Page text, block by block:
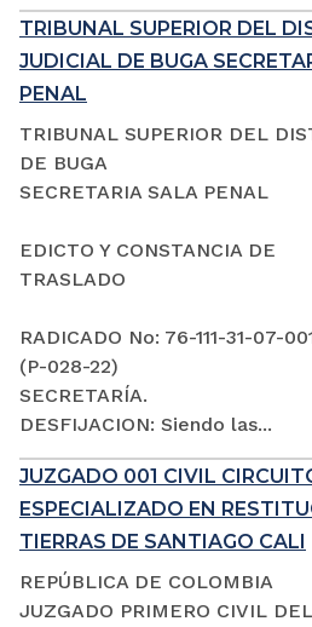
TRIBUNAL SUPERIOR DEL
JUDICIAL DE BUGA
PENAL
TRIBUNAL SUPERIOR DEL
DE BUGA
SECRETARIA SALA PENAL
EDICTO Y CONSTANCIA DE
TRASLADO
RADICADO No: 76-111-31-07-
(P-028-22)
SECRETARÍA.
DESFIJACION: Siendo las...
JUZGADO 001 CIVIL
ESPECIALIZADO EN
TIERRAS DE SANTIAGO CALI
REPÚBLICA DE COLOMBIA
JUZGADO PRIMERO CIVIL